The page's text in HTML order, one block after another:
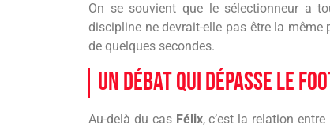
On se souvient que le sélectionneur a
discipline ne devrait-elle pas être la même
de quelques secondes.
Un débat qui dépasse le
Au-delà du cas Félix, c’est la relation